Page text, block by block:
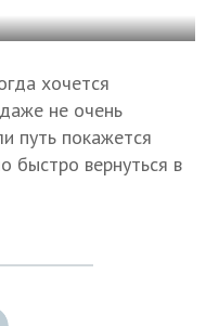
хочется
не очень
путь покажется
быстро вернуться в